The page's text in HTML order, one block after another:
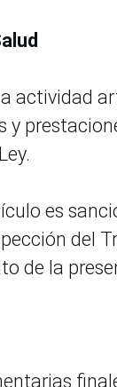
actividad
es
del
de la